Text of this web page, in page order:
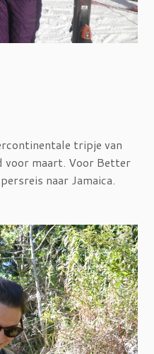
tripje van
voor maart. Voor Better
naar Jamaica.